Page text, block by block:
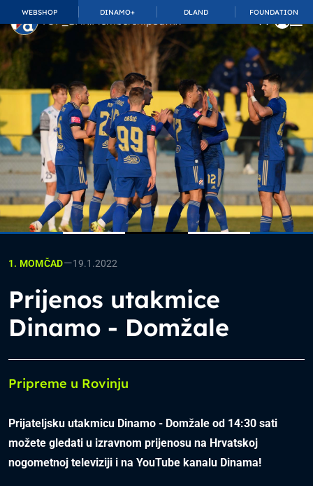
WEBSHOP DINAMO+ DLAND FOUNDATION
TOP_BAR.MembershipSuffix
1. MOMČAD—19.1.2022
Prijenos utakmice
Dinamo - Domžale
Pripreme u Rovinju
Prijateljsku utakmicu Dinamo - Domžale od 14:30 sati
možete gledati u izravnom prijenosu na Hrvatskoj
nogometnoj televiziji i na YouTube kanalu Dinama!